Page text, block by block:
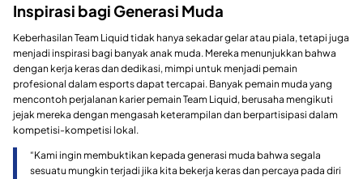
Inspirasi bagi Generasi Muda
Keberhasilan Team Liquid tidak hanya sekadar gelar atau piala, tetapi juga
menjadi inspirasi bagi banyak anak muda. Mereka menunjukkan bahwa
dengan kerja keras dan dedikasi, mimpi untuk menjadi pemain
profesional dalam esports dapat tercapai. Banyak pemain muda yang
mencontoh perjalanan karier pemain Team Liquid, berusaha mengikuti
jejak mereka dengan mengasah keterampilan dan berpartisipasi dalam
kompetisi-kompetisi lokal.
“Kami ingin membuktikan kepada generasi muda bahwa segala
sesuatu mungkin terjadi jika kita bekerja keras dan percaya pada diri